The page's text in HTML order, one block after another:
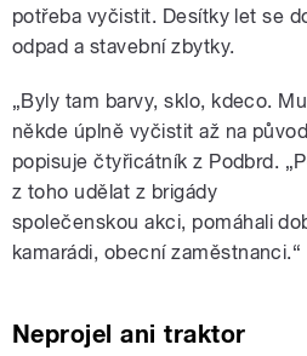
potřeba vyčistit. Desítky let se
odpad a stavební zbytky.
„Byly tam barvy, sklo, kdeco.
někde úplně vyčistit až na
popisuje čtyřicátník z Podbrd.
z toho udělat z brigády
společenskou akci, pomáhali
kamarádi, obecní zaměstnanci.“
Neprojel ani traktor